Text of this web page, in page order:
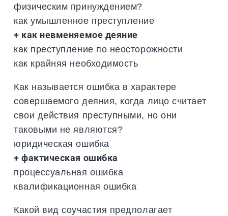
физическим принуждением?
как умышленное преступление
+ как невменяемое деяние
как преступление по неосторожности
как крайняя необходимость
Как называется ошибка в характере
совершаемого деяния, когда лицо считает
свои действия преступными, но они
таковыми не являются?
юридическая ошибка
+ фактическая ошибка
процессуальная ошибка
квалификационная ошибка
Какой вид соучастия предполагает